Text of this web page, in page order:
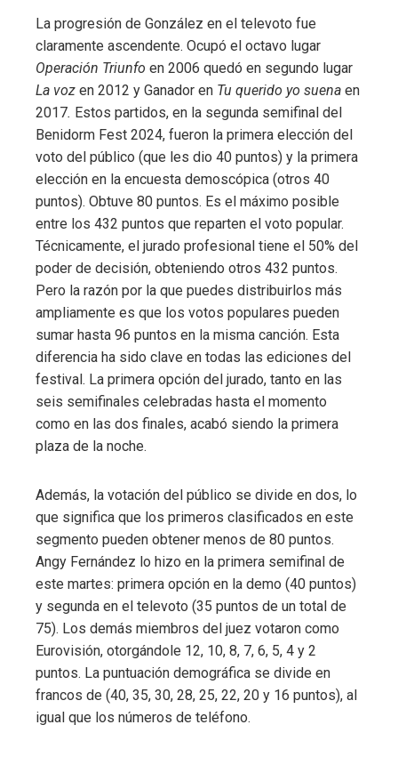
La progresión de González en el televoto fue
claramente ascendente. Ocupó el octavo lugar
Operación Triunfo en 2006 quedó en segundo lugar
La voz en 2012 y Ganador en Tu querido yo suena en
2017. Estos partidos, en la segunda semifinal del
Benidorm Fest 2024, fueron la primera elección del
voto del público (que les dio 40 puntos) y la primera
elección en la encuesta demoscópica (otros 40
puntos). Obtuve 80 puntos. Es el máximo posible
entre los 432 puntos que reparten el voto popular.
Técnicamente, el jurado profesional tiene el 50% del
poder de decisión, obteniendo otros 432 puntos.
Pero la razón por la que puedes distribuirlos más
ampliamente es que los votos populares pueden
sumar hasta 96 puntos en la misma canción. Esta
diferencia ha sido clave en todas las ediciones del
festival. La primera opción del jurado, tanto en las
seis semifinales celebradas hasta el momento
como en las dos finales, acabó siendo la primera
plaza de la noche.
Además, la votación del público se divide en dos, lo
que significa que los primeros clasificados en este
segmento pueden obtener menos de 80 puntos.
Angy Fernández lo hizo en la primera semifinal de
este martes: primera opción en la demo (40 puntos)
y segunda en el televoto (35 puntos de un total de
75). Los demás miembros del juez votaron como
Eurovisión, otorgándole 12, 10, 8, 7, 6, 5, 4 y 2
puntos. La puntuación demográfica se divide en
francos de (40, 35, 30, 28, 25, 22, 20 y 16 puntos), al
igual que los números de teléfono.